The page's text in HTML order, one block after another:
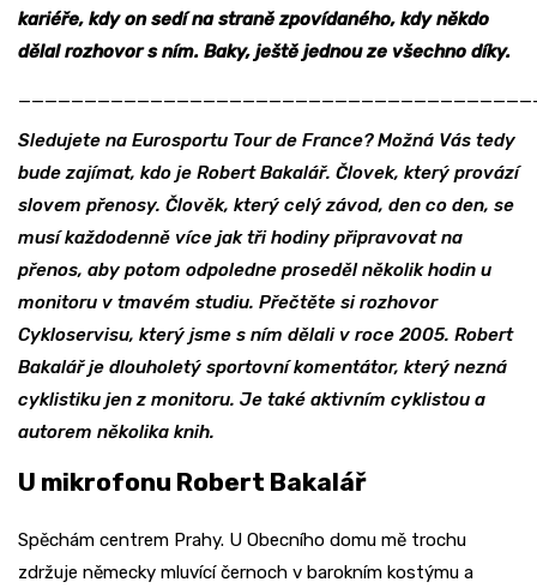
kariéře, kdy on sedí na straně zpovídaného, kdy někdo
dělal rozhovor s ním. Baky, ještě jednou ze všechno díky.
Sledujete na Eurosportu Tour de France? Možná Vás tedy
bude zajímat, kdo je Robert Bakalář. Človek, který provází
slovem přenosy. Člověk, který celý závod, den co den, se
musí každodenně více jak tři hodiny připravovat na
přenos, aby potom odpoledne proseděl několik hodin u
monitoru v tmavém studiu. Přečtěte si rozhovor
Cykloservisu, který jsme s ním dělali v roce 2005. Robert
Bakalář je dlouholetý sportovní komentátor, který nezná
cyklistiku jen z monitoru. Je také aktivním cyklistou a
autorem několika knih.
U mikrofonu Robert Bakalář
Spěchám centrem Prahy. U Obecního domu mě trochu
zdržuje německy mluvící černoch v barokním kostýmu a